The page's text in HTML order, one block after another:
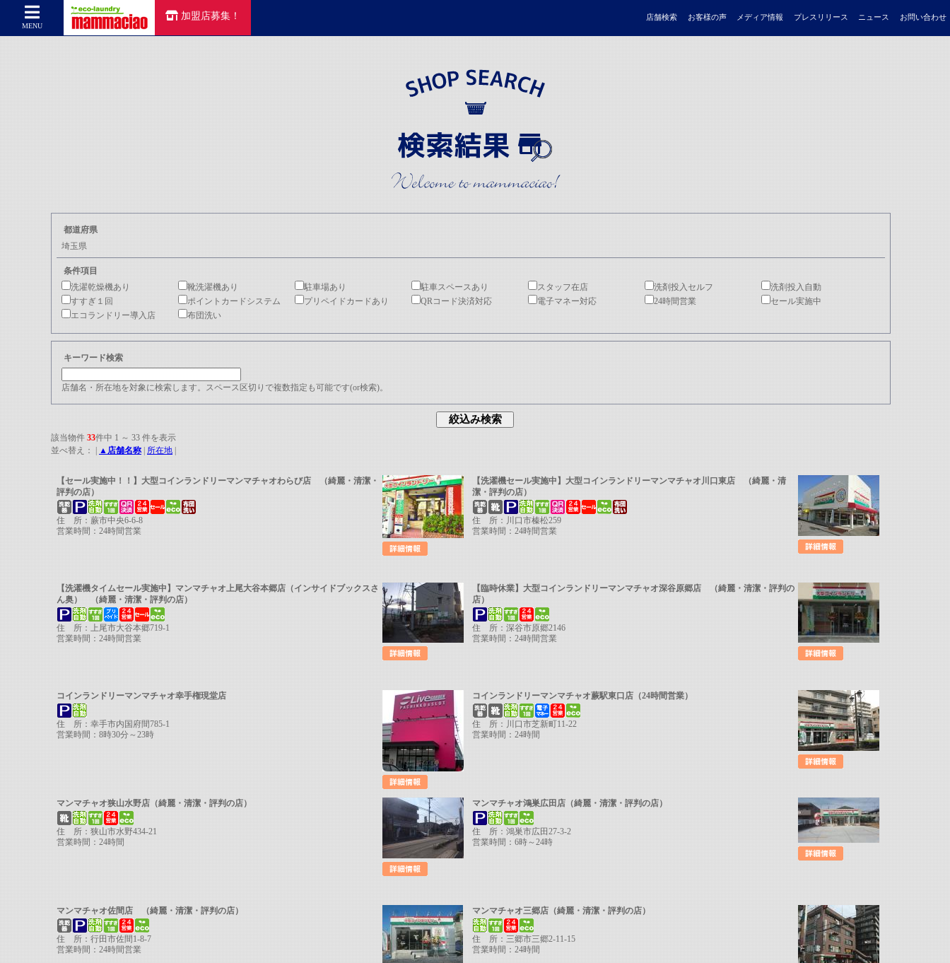
MENU
加盟店募集！ 店舗検索 お客様の声 メディア情報 プレスリリース ニュース お問い合わせ
コインランドリーのマンマチャオTOP >店舗検索> 埼玉県
都道府県
埼玉県
条件項目
洗濯乾燥機あり
靴洗濯機あり 駐車場あり 駐車スペースあり スタッフ在店 洗剤投入セルフ
洗剤投入自動
すすぎ１回
ポイントカードシステム プリペイドカードあり QRコード決済対応 電子マネー対応 24時間営業
セール実施中
エコランドリー導入店
布団洗い
キーワード検索
店舗名・所在地を対象に検索します。スペース区切りで複数指定も可能です(or検索)。
該当物件 33件中 1 ～ 33 件を表示
並べ替え： |
▲店舗名称 所在地
【セール実施中！！】大型コインランドリーマンマチャオわらび店 （綺麗・清潔・
評判の店）
住 所：蕨市中央6-6-8
営業時間：24時間営業
【洗濯機セール実施中】大型コインランドリーマンマチャオ川口東店 （綺麗・清
潔・評判の店）
住 所：川口市榛松259
営業時間：24時間営業
【洗濯機タイムセール実施中】マンマチャオ上尾大谷本郷店（インサイドブックスさ
ん奥） （綺麗・清潔・評判の店）
住 所：上尾市大谷本郷719-1
営業時間：24時間営業
【臨時休業】大型コインランドリーマンマチャオ深谷原郷店 （綺麗・清潔・評判の
店）
住 所：深谷市原郷2146
営業時間：24時間営業
コインランドリーマンマチャオ幸手権現堂店
住 所：幸手市内国府間785-1
営業時間：8時30分～23時
コインランドリーマンマチャオ蕨駅東口店（24時間営業）
住 所：川口市芝新町11-22
営業時間：24時間
マンマチャオ狭山水野店（綺麗・清潔・評判の店）
住 所：狭山市水野434-21
営業時間：24時間
マンマチャオ鴻巣広田店（綺麗・清潔・評判の店）
住 所：鴻巣市広田27-3-2
営業時間：6時～24時
マンマチャオ佐間店 （綺麗・清潔・評判の店）
住 所：行田市佐間1-8-7
営業時間：24時間営業
マンマチャオ三郷店（綺麗・清潔・評判の店）
住 所：三郷市三郷2-11-15
営業時間：24時間